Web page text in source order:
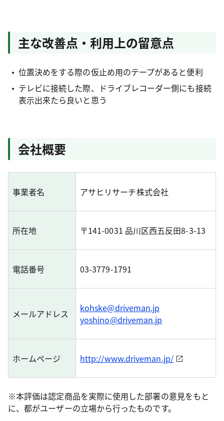
主な改善点・利用上の留意点
位置決めをする際の仮止め用のテープがあると便利
テレビに接続した際、ドライブレコーダー側にも接続
表示出来たら良いと思う
会社概要
事業者名 アサヒリサーチ株式会社
所在地 〒141-0031 品川区西五反田8-3-13
電話番号 03-3779-1791
メールアドレス
kohske@driveman.jp
yoshino@driveman.jp
ホームページ http://www.driveman.jp/
※本評価は認定商品を実際に使用した部署の意見をもと
に、都がユーザーの立場から行ったものです。